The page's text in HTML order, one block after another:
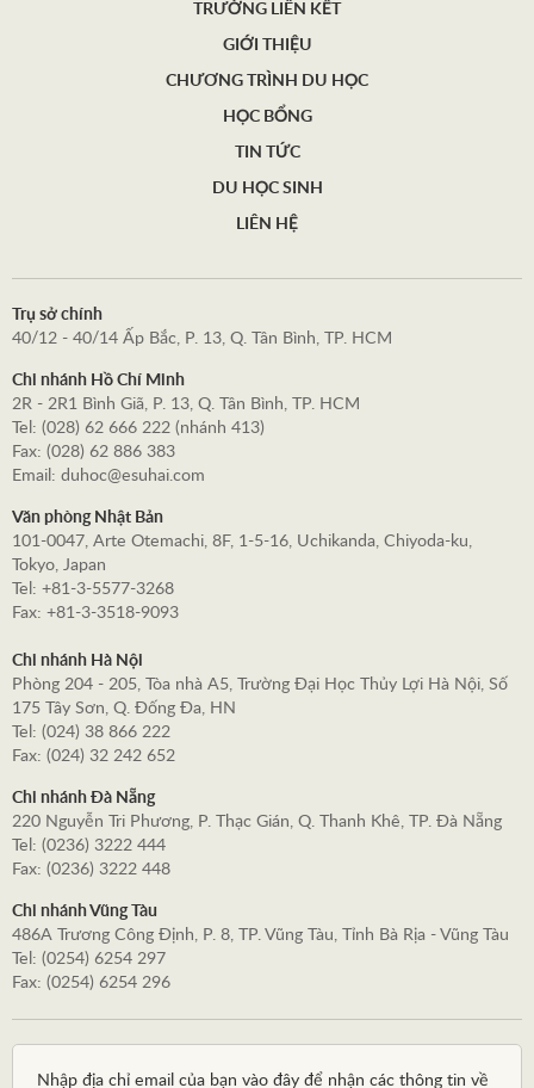
TRƯỜNG LIÊN KẾT
GIỚI THIỆU
CHƯƠNG TRÌNH DU HỌC
HỌC BỔNG
TIN TỨC
DU HỌC SINH
LIÊN HỆ
Trụ sở chính
40/12 - 40/14 Ấp Bắc, P. 13, Q. Tân Bình, TP. HCM
Chi nhánh Hồ Chí Minh
2R - 2R1 Bình Giã, P. 13, Q. Tân Bình, TP. HCM
Tel: (028) 62 666 222 (nhánh 413)
Fax: (028) 62 886 383
Email: duhoc@esuhai.com
Văn phòng Nhật Bản
101-0047, Arte Otemachi, 8F, 1-5-16, Uchikanda, Chiyoda-ku,
Tokyo, Japan
Tel: +81-3-5577-3268
Fax: +81-3-3518-9093
Chi nhánh Hà Nội
Phòng 204 - 205, Tòa nhà A5, Trường Đại Học Thủy Lợi Hà Nội, Số
175 Tây Sơn, Q. Đống Đa, HN
Tel: (024) 38 866 222
Fax: (024) 32 242 652
Chi nhánh Đà Nẵng
220 Nguyễn Tri Phương, P. Thạc Gián, Q. Thanh Khê, TP. Đà Nẵng
Tel: (0236) 3222 444
Fax: (0236) 3222 448
Chi nhánh Vũng Tàu
486A Trương Công Định, P. 8, TP. Vũng Tàu, Tỉnh Bà Rịa - Vũng Tàu
Tel: (0254) 6254 297
Fax: (0254) 6254 296
Nhập địa chỉ email của bạn vào đây để nhận các thông tin về